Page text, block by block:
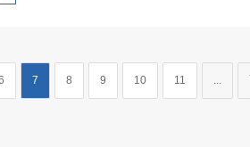
7 8 9 10 11 ...